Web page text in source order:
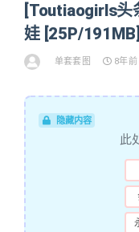
[Toutiaogirls头
娃 [25P/191MB]
单套套图 8年前
隐藏内容
此